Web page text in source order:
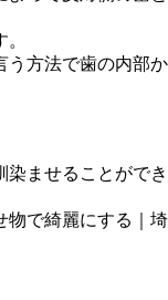
う方法で歯の内部か
染ませることができ
物で綺麗にする｜埼